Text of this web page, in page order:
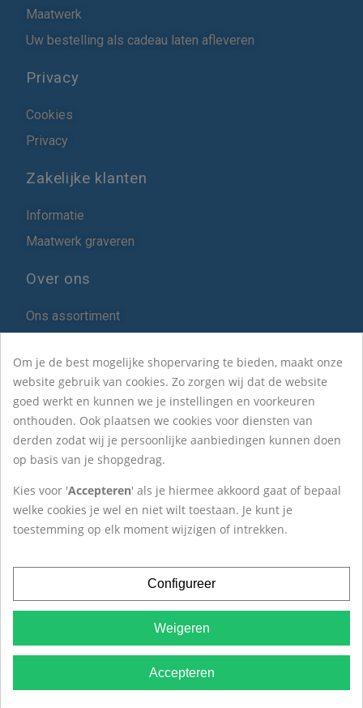
Maatwerk
Uw bestelling als cadeau laten afleveren
Privacy
Cookies
Privacy
Zakelijke klanten
Informatie
Maatwerk graveren
Over ons
Ons assortiment
Over Het ZilverHuys
Contact
Het ZilverHuys®
Krokus 20
1619BD Andijk
Tel:+31(0)228-527 263
Algemene Voorwaarden|Privacy
2026Het ZilverHuys®
Om je de best mogelijke shopervaring te bieden, maakt onze
website gebruik van cookies. Zo zorgen wij dat de website
goed werkt en kunnen we je instellingen en voorkeuren
onthouden. Ook plaatsen we cookies voor diensten van
derden zodat wij je persoonlijke aanbiedingen kunnen doen
op basis van je shopgedrag.
Kies voor 'Accepteren' als je hiermee akkoord gaat of bepaal
welke cookies je wel en niet wilt toestaan. Je kunt je
toestemming op elk moment wijzigen of intrekken.
Configureer
Weigeren
Accepteren